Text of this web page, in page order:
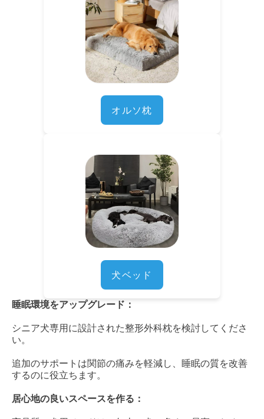
オルソ枕
犬ベッド
睡眠環境をアップグレード：
シニア犬専用に設計された整形外科枕を検討してくださ
い。
追加のサポートは関節の痛みを軽減し、睡眠の質を改善
するのに役立ちます。
居心地の良いスペースを作る：